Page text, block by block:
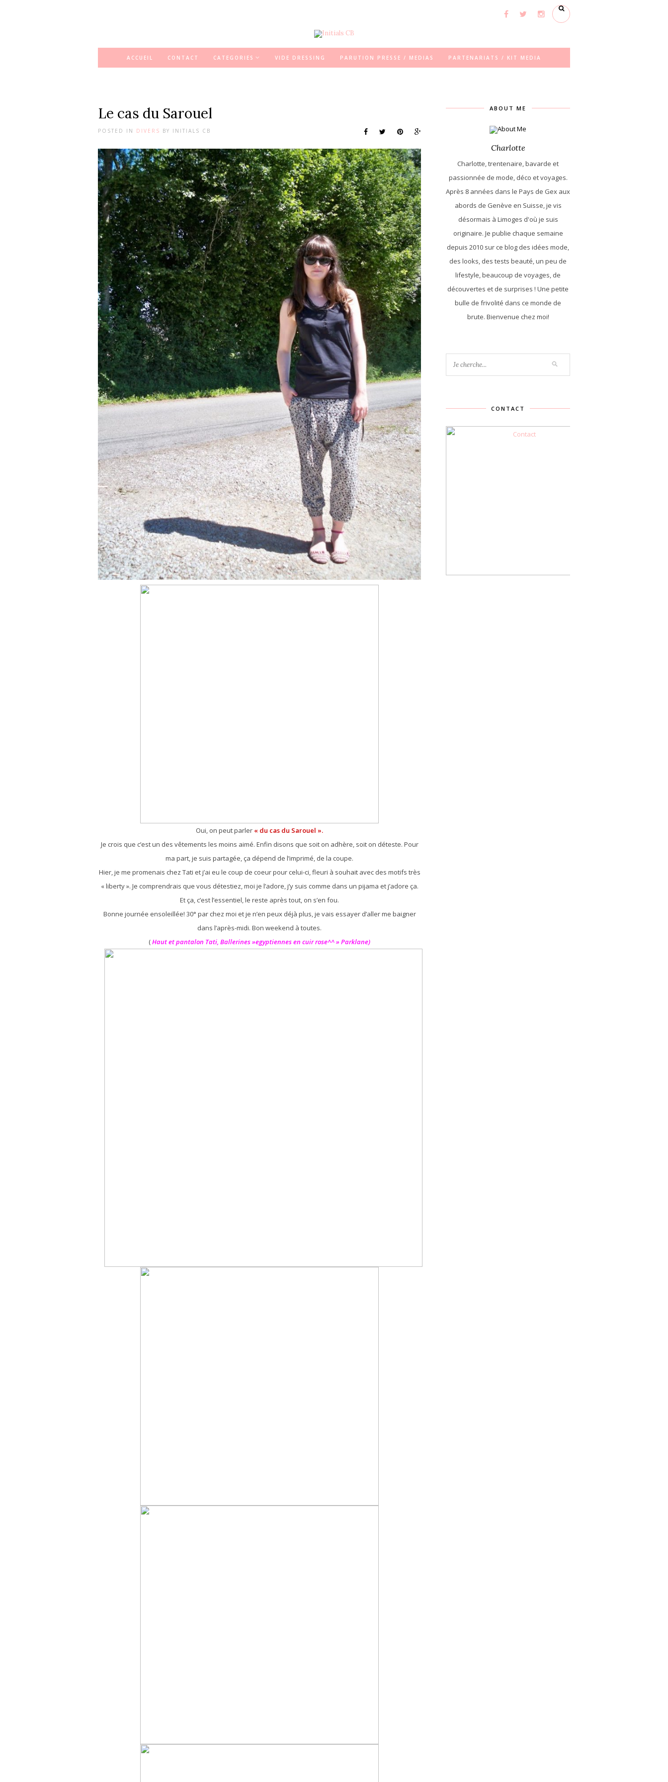
ACCUEIL CONTACT CATEGORIES VIDE DRESSING PARUTION PRESSE / MEDIAS PARTENARIATS / KIT MEDIA
Le cas du Sarouel
POSTED IN DIVERS BY INITIALS CB
Oui, on peut parler « du cas du Sarouel ».
Je crois que c’est un des vêtements les moins aimé. Enfin disons que soit on adhère, soit on déteste. Pour
ma part, je suis partagée, ça dépend de l’imprimé, de la coupe.
Hier, je me promenais chez Tati et j’ai eu le coup de coeur pour celui-ci, fleuri à souhait avec des motifs très
« liberty ». Je comprendrais que vous détestiez, moi je l’adore, j’y suis comme dans un pijama et j’adore ça.
Et ça, c’est l’essentiel, le reste après tout, on s’en fou.
Bonne journée ensoleillée! 30° par chez moi et je n’en peux déjà plus, je vais essayer d’aller me baigner
dans l’après-midi. Bon weekend à toutes.
(Haut et pantalon Tati, Ballerines »egyptiennes en cuir rose^^ » Parklane)
ABOUT ME
Charlotte
Charlotte, trentenaire, bavarde et
passionnée de mode, déco et voyages.
Après 8 années dans le Pays de Gex aux
abords de Genève en Suisse, je vis
désormais à Limoges d'où je suis
originaire. Je publie chaque semaine
depuis 2010 sur ce blog des idées mode,
des looks, des tests beauté, un peu de
lifestyle, beaucoup de voyages, de
découvertes et de surprises ! Une petite
bulle de frivolité dans ce monde de
brute. Bienvenue chez moi!
CONTACT